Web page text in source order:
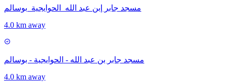
مسجد جابر إبن عبد الله_الحوايجية_بوسالم
4.0 km away
مسجد جابر بن عبد الله - الحوايجية - بوسالم
4.0 km away